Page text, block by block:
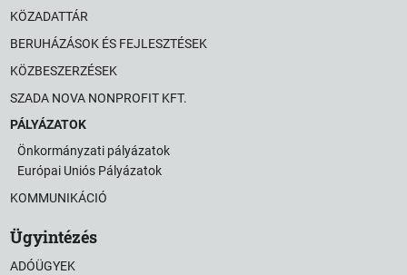
KÖZADATTÁR
BERUHÁZÁSOK ÉS FEJLESZTÉSEK
KÖZBESZERZÉSEK
SZADA NOVA NONPROFIT KFT.
PÁLYÁZATOK
Önkormányzati pályázatok
Európai Uniós Pályázatok
KOMMUNIKÁCIÓ
Ügyintézés
ADÓÜGYEK